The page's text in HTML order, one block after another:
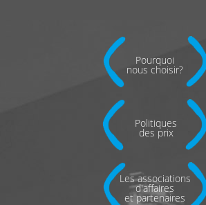
Pourquoi
nous choisir?
Politiques
des prix
Les associations
d'affaires
et partenaires